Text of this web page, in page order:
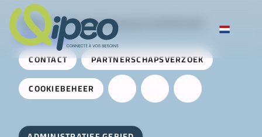
Qipeo © 2025 -Een oplossing ontwikkeld door
AireServices
CONTACT
PARTNERSCHAPSVERZOEK
COOKIEBEHEER